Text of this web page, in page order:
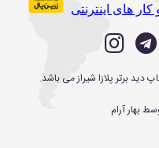
دید برتر پلازا شیرازمی باشد.
بهار آرام